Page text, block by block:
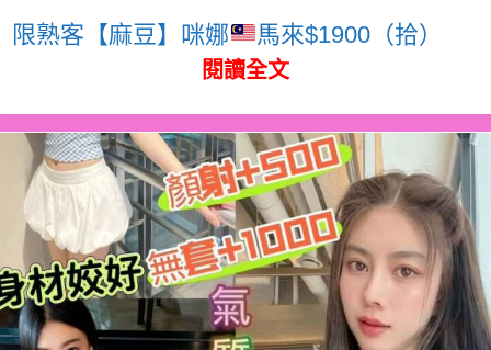
限熟客【麻豆】咪娜 馬來$1900（拾）
閱讀全文